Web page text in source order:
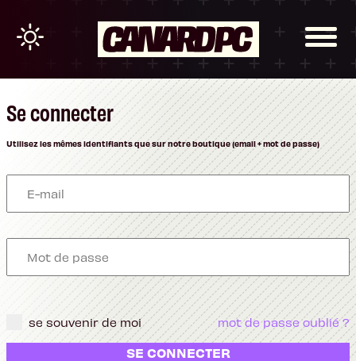
Se connecter
Utilisez les mêmes identifiants que sur notre boutique (email + mot de passe)
se souvenir de moi mot de passe oublié ?
SE CONNECTER